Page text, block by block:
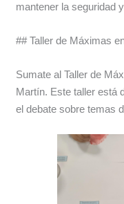
mantener la seguridad
## Taller de Máximas
Sumate al Taller de
Martín. Este taller está
el debate sobre temas